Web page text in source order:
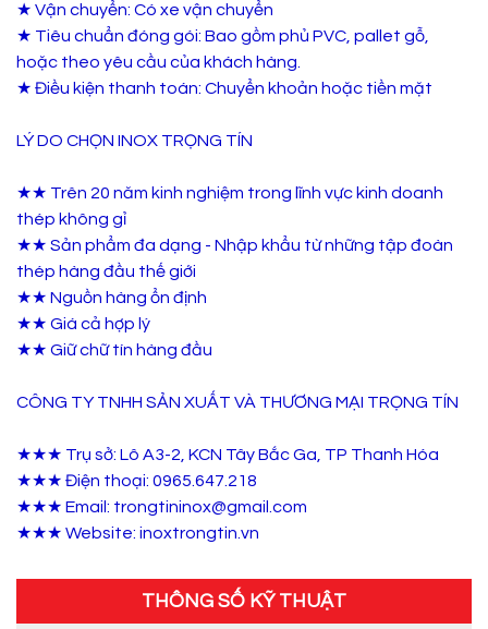
★ Vận chuyển: Có xe vận chuyển
★ Tiêu chuẩn đóng gói: Bao gồm phủ PVC, pallet gỗ,
hoặc theo yêu cầu của khách hàng.
★ Điều kiện thanh toán: Chuyển khoản hoặc tiền mặt
LÝ DO CHỌN INOX TRỌNG TÍN
★★ Trên 20 năm kinh nghiệm trong lĩnh vực kinh doanh
thép không gỉ
★★ Sản phẩm đa dạng - Nhập khẩu từ những tập đoàn
thép hàng đầu thế giới
★★ Nguồn hàng ổn định
★★ Giá cả hợp lý
★★ Giữ chữ tín hàng đầu
CÔNG TY TNHH SẢN XUẤT VÀ THƯƠNG MẠI TRỌNG TÍN
★★★ Trụ sở: Lô A3-2, KCN Tây Bắc Ga, TP Thanh Hóa
★★★ Điện thoại: 0965.647.218
★★★ Email: trongtininox@gmail.com
★★★ Website: inoxtrongtin.vn
THÔNG SỐ KỸ THUẬT